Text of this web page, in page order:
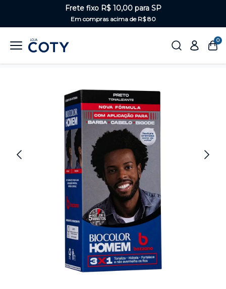
Frete fixo R$ 10,00 para SP
Em compras acima de R$ 80
0